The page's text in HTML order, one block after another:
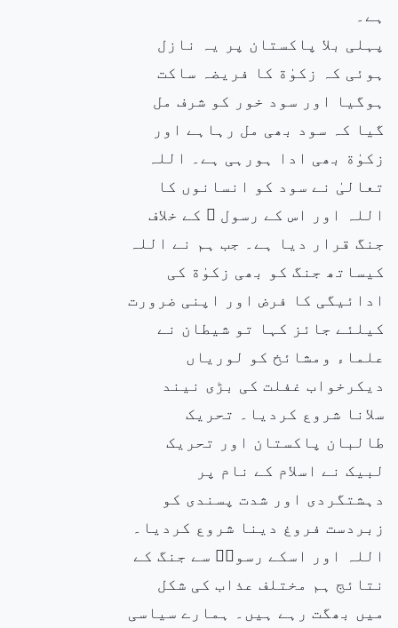
ہے۔
پہلی بلا پاکستان پر یہ نازل
ہوئی کہ زکوٰة کا فریضہ ساکت
ہوگیا اور سود خور کو شرف مل
گیا کہ سود بھی مل رہاہے اور
زکوٰة بھی ادا ہورہی ہے۔ اللہ
تعالیٰ نے سود کو انسانوں کا
اللہ اور اس کے رسول ۖ کے خلاف
جنگ قرار دیا ہے۔ جب ہم نے اللہ
کیساتھ جنگ کو بھی زکوٰة کی
ادائیگی کا فرض اور اپنی ضرورت
کیلئے جائز کہا تو شیطان نے
علماء ومشائخ کو لوریاں
دیکرخواب غفلت کی بڑی نیند
سلانا شروع کردیا۔ تحریک
طالبان پاکستان اور تحریک
لبیک نے اسلام کے نام پر
دہشتگردی اور شدت پسندی کو
زبردست فروغ دینا شروع کردیا۔
اللہ اور اسکے رسولۖ سے جنگ کے
نتائج ہم مختلف عذاب کی شکل
میں بھگت رہے ہیں۔ ہمارے سیاسی